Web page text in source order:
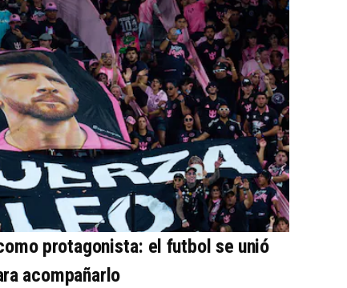
protagonista: el futbol se unió
acompañarlo